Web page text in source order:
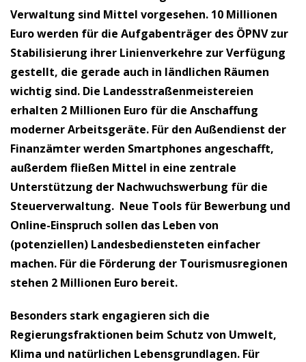
Verwaltung sind Mittel vorgesehen. 10 Millionen
Euro werden für die Aufgabenträger des ÖPNV zur
Stabilisierung ihrer Linienverkehre zur Verfügung
gestellt, die gerade auch in ländlichen Räumen
wichtig sind. Die Landesstraßenmeistereien
erhalten 2 Millionen Euro für die Anschaffung
moderner Arbeitsgeräte. Für den Außendienst der
Finanzämter werden Smartphones angeschafft,
außerdem fließen Mittel in eine zentrale
Unterstützung der Nachwuchswerbung für die
Steuerverwaltung. Neue Tools für Bewerbung und
Online-Einspruch sollen das Leben von
(potenziellen) Landesbediensteten einfacher
machen. Für die Förderung der Tourismusregionen
stehen 2 Millionen Euro bereit.
Besonders stark engagieren sich die
Regierungsfraktionen beim Schutz von Umwelt,
Klima und natürlichen Lebensgrundlagen. Für